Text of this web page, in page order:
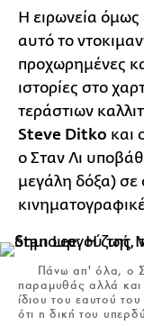
Η ειρωνεία όμως
αυτό το
προχωρημένες
ιστορίες στο
τεράστιων
Steve Ditko και
ο Σταν Λι
μεγάλη δόξα) σε
Πάνω απ' όλα, ο
παραμυθάς αλλά και
ίδιου του εαυτού
ότι η δική του